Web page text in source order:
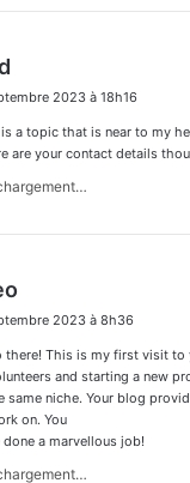
t
:
2023 à 18h16
a topic that is near to my
are your contact details
t
:
2023 à 8h36
there! This is my first visit to
and starting a new
same niche. Your blog
on. You
done a marvellous job!